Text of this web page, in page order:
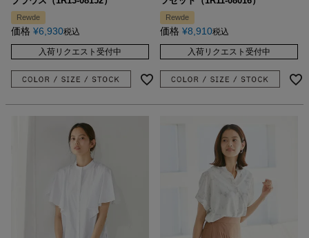
Rewde
価格 ¥6,930税込
入荷リクエスト受付中
Rewde
価格 ¥8,910税込
入荷リクエスト受付中